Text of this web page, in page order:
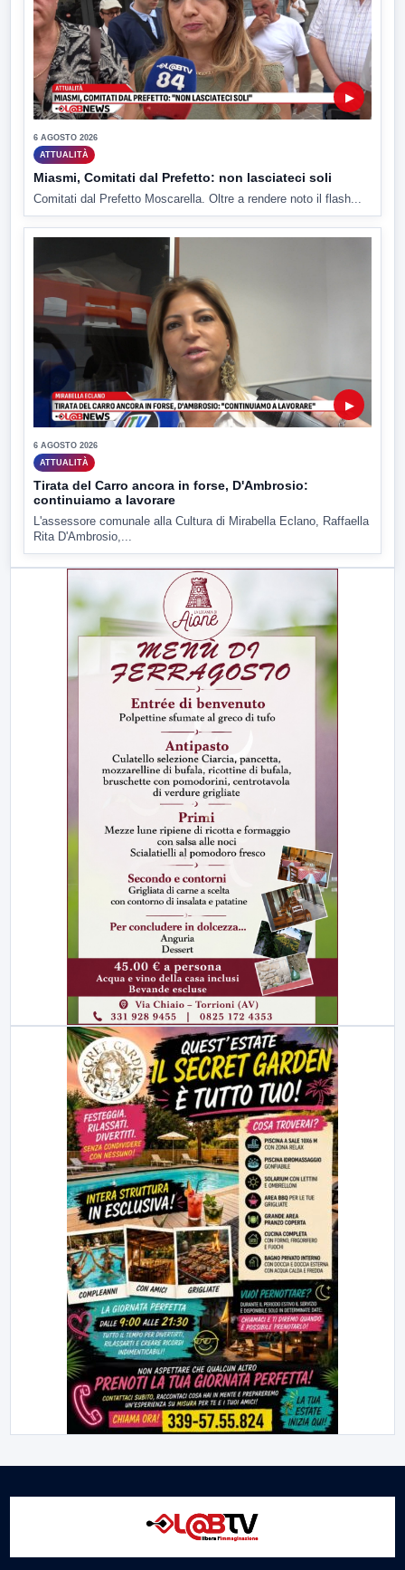
▶
6 AGOSTO 2026
ATTUALITÀ
Miasmi, Comitati dal Prefetto: non lasciateci soli
Comitati dal Prefetto Moscarella. Oltre a rendere noto il flash...
▶
6 AGOSTO 2026
ATTUALITÀ
Tirata del Carro ancora in forse, D'Ambrosio:
continuiamo a lavorare
L'assessore comunale alla Cultura di Mirabella Eclano, Raffaella
Rita D'Ambrosio,...